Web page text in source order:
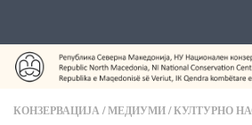
КОНЗЕРВАЦИЈА/МЕДИУМИ/КУЛТУРНО